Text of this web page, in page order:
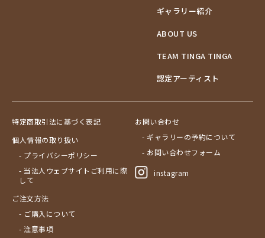
ギャラリー紹介
ABOUT US
TEAM TINGA TINGA
認定アーティスト
特定商取引法に基づく表記
個人情報の取り扱い
- プライバシーポリシー
- 当法人ウェブサイトご利用に際
して
ご注文方法
- ご購入について
- 注意事項
お問い合わせ
- ギャラリーの予約について
- お問い合わせフォーム
instagram